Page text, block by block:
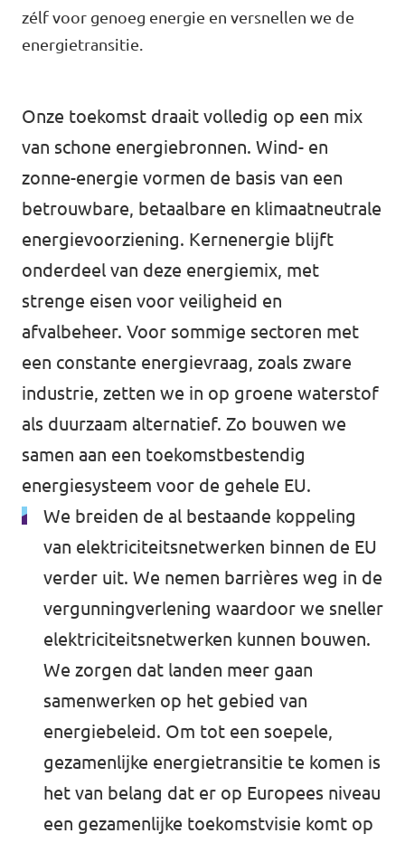
Volt Provincie Utrecht
Word lid
Doneer
Werken bij Volt
Contact
Sprekersaanvraag
Volt There - Buitenlandstichting Volt
Charge - Wetenschappelijk Platform Volt
zélf voor genoeg energie en versnellen we de
energietransitie.
Onze toekomst draait volledig op een mix
van schone energiebronnen. Wind- en
zonne-energie vormen de basis van een
betrouwbare, betaalbare en klimaatneutrale
energievoorziening. Kernenergie blijft
onderdeel van deze energiemix, met
strenge eisen voor veiligheid en
afvalbeheer. Voor sommige sectoren met
een constante energievraag, zoals zware
industrie, zetten we in op groene waterstof
als duurzaam alternatief. Zo bouwen we
samen aan een toekomstbestendig
energiesysteem voor de gehele EU.
We breiden de al bestaande koppeling
van elektriciteitsnetwerken binnen de EU
verder uit. We nemen barrières weg in de
vergunningverlening waardoor we sneller
elektriciteitsnetwerken kunnen bouwen.
We zorgen dat landen meer gaan
samenwerken op het gebied van
energiebeleid. Om tot een soepele,
gezamenlijke energietransitie te komen is
het van belang dat er op Europees niveau
een gezamenlijke toekomstvisie komt op